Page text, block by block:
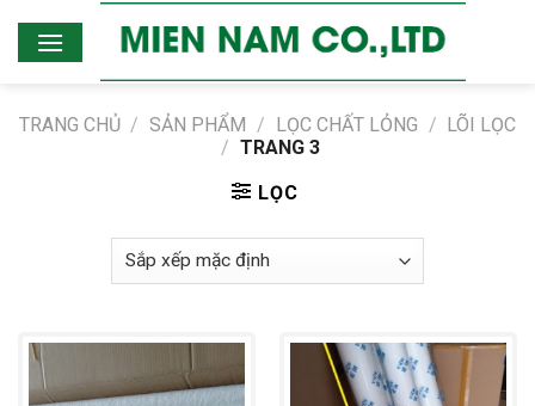
TRANG CHỦ / SẢN PHẨM / LỌC CHẤT LỎNG / LÕI LỌC
/ TRANG 3
LỌC